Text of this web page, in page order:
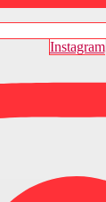
Instagram